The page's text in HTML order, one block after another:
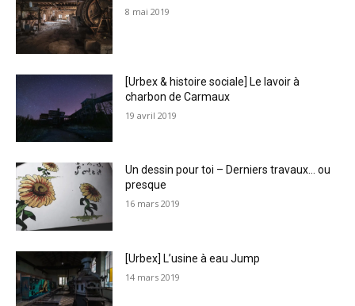
8 mai 2019
[Urbex & histoire sociale] Le lavoir à
charbon de Carmaux
19 avril 2019
Un dessin pour toi – Derniers travaux… ou
presque
16 mars 2019
[Urbex] L’usine à eau Jump
14 mars 2019